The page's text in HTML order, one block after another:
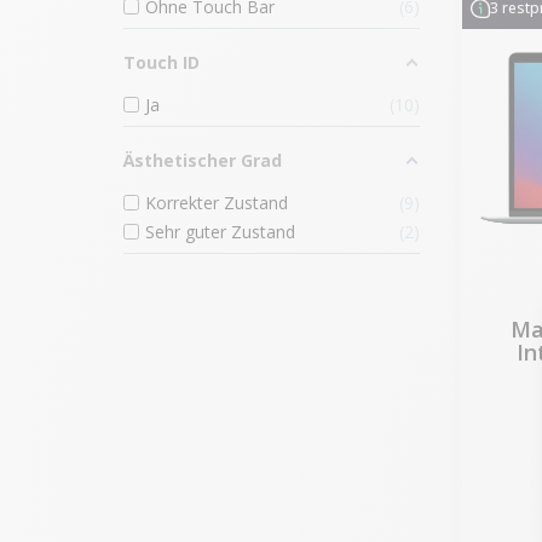
Ohne Touch Bar
Touch ID
Ja
Ästhetischer Grad
Korrekter Zustand
Sehr guter Zustand
3